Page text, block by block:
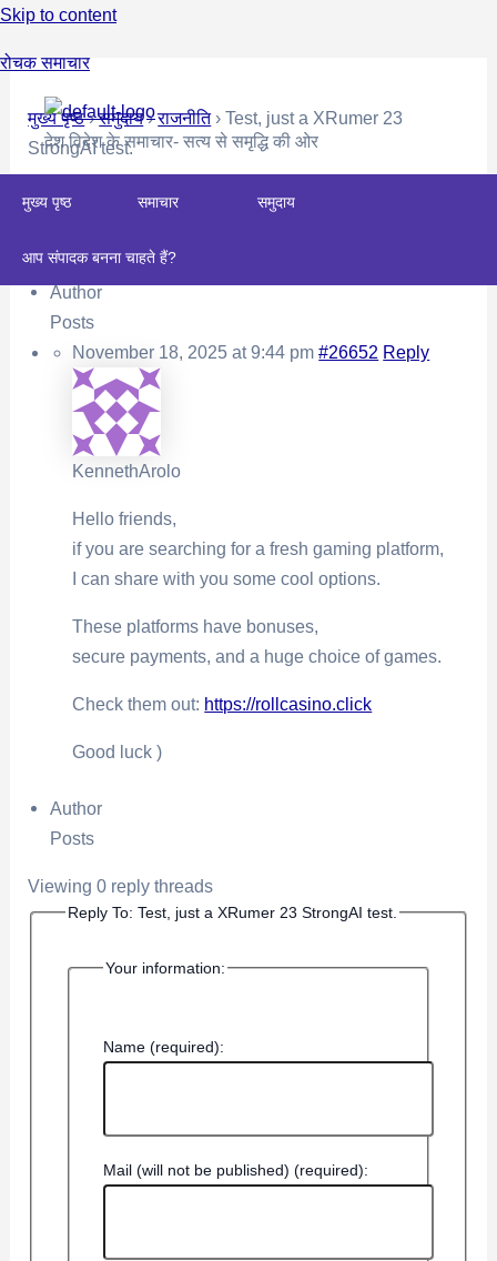
Skip to content
रोचक समाचार
देश विदेश के समाचार- सत्य से समृद्धि की ओर
मुख्य पृष्ठ समाचार समुदाय
आप संपादक बनना चाहते हैं?
मुख्य पृष्ठ › समुदाय › राजनीति › Test, just a XRumer 23
StrongAI test.
This topic is empty.
Author
Posts
November 18, 2025 at 9:44 pm #26652 Reply
KennethArolo
Hello friends,
if you are searching for a fresh gaming platform,
I can share with you some cool options.
These platforms have bonuses,
secure payments, and a huge choice of games.
Check them out: https://rollcasino.click
Good luck )
Author
Posts
Viewing 0 reply threads
Reply To: Test, just a XRumer 23 StrongAI test.
Your information:
Name (required):
Mail (will not be published) (required):